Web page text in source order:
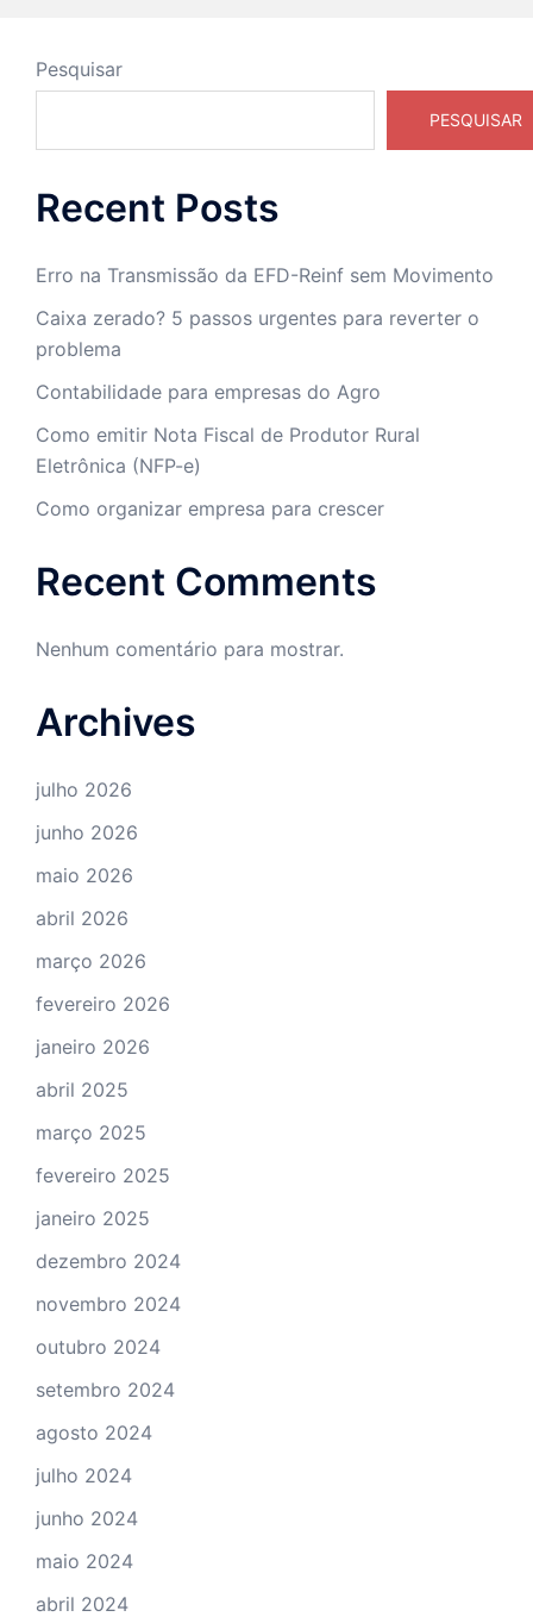
Pesquisar
PESQUISAR
Recent Posts
Erro na Transmissão da EFD-Reinf sem Movimento
Caixa zerado? 5 passos urgentes para reverter o
problema
Contabilidade para empresas do Agro
Como emitir Nota Fiscal de Produtor Rural
Eletrônica (NFP-e)
Como organizar empresa para crescer
Recent Comments
Nenhum comentário para mostrar.
Archives
julho 2026
junho 2026
maio 2026
abril 2026
março 2026
fevereiro 2026
janeiro 2026
abril 2025
março 2025
fevereiro 2025
janeiro 2025
dezembro 2024
novembro 2024
outubro 2024
setembro 2024
agosto 2024
julho 2024
junho 2024
maio 2024
abril 2024